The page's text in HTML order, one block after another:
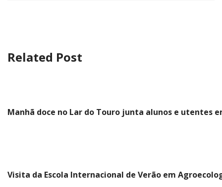
Related Post
Manhã doce no Lar do Touro junta alunos e utentes
Visita da Escola Internacional de Verão em